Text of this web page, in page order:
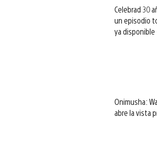
Celebrad 30
un episodio
ya disponible
Onimusha:
abre la vista